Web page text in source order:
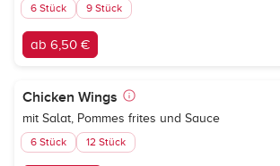
6 Stück 9 Stück
ab 6,50 €
Chicken Wings
mit Salat, Pommes frites und Sauce
6 Stück 12 Stück